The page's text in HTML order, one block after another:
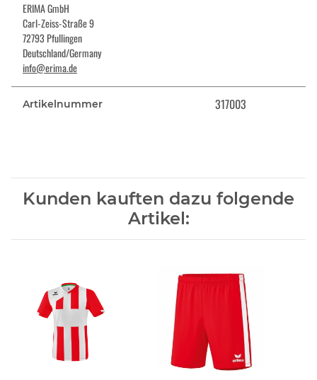
ERIMA GmbH
Carl-Zeiss-Straße 9
72793 Pfullingen
Deutschland/Germany
info@erima.de
Artikelnummer 317003
Kunden kauften dazu folgende
Artikel: